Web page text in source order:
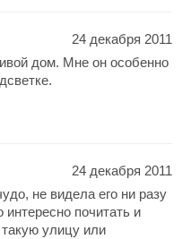
24 декабря 2011
дом. Мне он особенно
24 декабря 2011
не видела его ни разу
почитать и
улицу или